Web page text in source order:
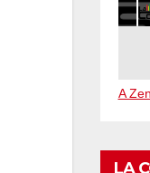
A
LA